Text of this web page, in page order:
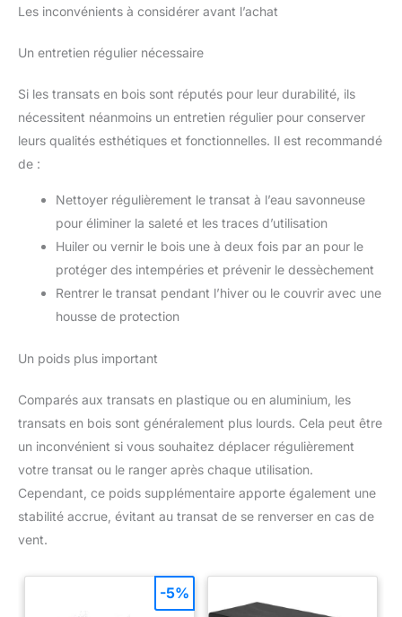
Les inconvénients à considérer avant l’achat
Un entretien régulier nécessaire
Si les transats en bois sont réputés pour leur durabilité, ils
nécessitent néanmoins un entretien régulier pour conserver
leurs qualités esthétiques et fonctionnelles. Il est recommandé
de :
Nettoyer régulièrement le transat à l’eau savonneuse
pour éliminer la saleté et les traces d’utilisation
Huiler ou vernir le bois une à deux fois par an pour le
protéger des intempéries et prévenir le dessèchement
Rentrer le transat pendant l’hiver ou le couvrir avec une
housse de protection
Un poids plus important
Comparés aux transats en plastique ou en aluminium, les
transats en bois sont généralement plus lourds. Cela peut être
un inconvénient si vous souhaitez déplacer régulièrement
votre transat ou le ranger après chaque utilisation.
Cependant, ce poids supplémentaire apporte également une
stabilité accrue, évitant au transat de se renverser en cas de
vent.
-5%